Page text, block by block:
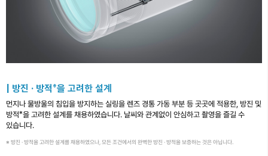
| 방진 · 방적※을 고려한 설계
먼지나 물방울의 침입을 방지하는 실링을 렌즈 경통 가동 부분 등 곳곳에 적용한, 방진 및
방적※을 고려한 설계를 채용하였습니다. 날씨와 관계없이 안심하고 촬영을 즐길 수
있습니다.
※ 방진 · 방적을 고려한 설계를 채용하였으나, 모든 조건에서의 완벽한 방진 · 방적을 보증하는 것은 아닙니다.